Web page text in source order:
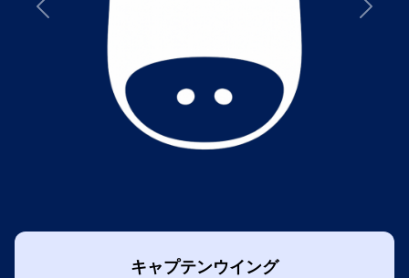
前へ 次へ
キャプテンウイング